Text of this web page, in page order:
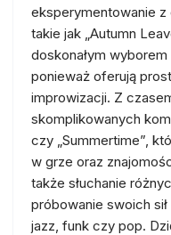
eksperymentowanie
takie jak „Autumn
doskonałym
ponieważ oferują
improwizacji. Z
skomplikowanych
czy „Summertime”,
w grze oraz
także słuchanie
próbowanie swoich
jazz, funk czy pop.